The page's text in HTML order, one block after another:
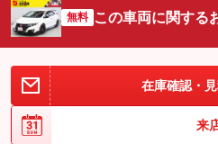
備考 －
(税込)
車両本体価
パック内容
無料 この車両に関する
在庫確認・
来